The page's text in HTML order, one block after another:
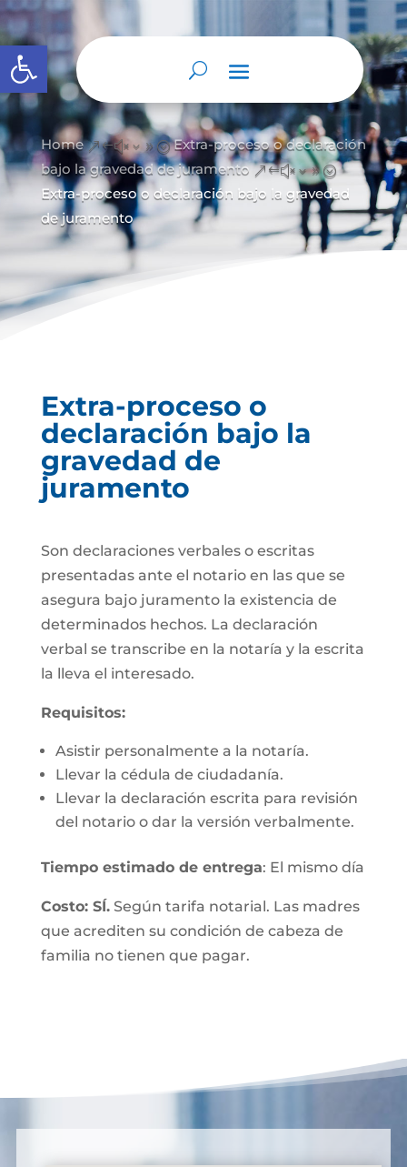
Abrir barra de herramientas
Home &#x39; Extra-proceso o declaración
bajo la gravedad de juramento &#x39;
Extra-proceso o declaración bajo la gravedad
de juramento
Extra-proceso o
declaración bajo la
gravedad de
juramento
Son declaraciones verbales o escritas
presentadas ante el notario en las que se
asegura bajo juramento la existencia de
determinados hechos. La declaración
verbal se transcribe en la notaría y la escrita
la lleva el interesado.
Requisitos:
Asistir personalmente a la notaría.
Llevar la cédula de ciudadanía.
Llevar la declaración escrita para revisión
del notario o dar la versión verbalmente.
Tiempo estimado de entrega: El mismo día
Costo: SÍ.Según tarifa notarial. Las madres
que acrediten su condición de cabeza de
familia no tienen que pagar.